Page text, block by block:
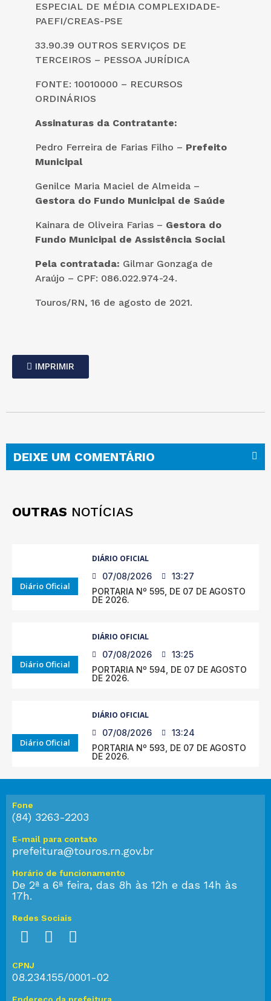
ESPECIAL DE MÉDIA COMPLEXIDADE-
PAEFI/CREAS-PSE
33.90.39 OUTROS SERVIÇOS DE
TERCEIROS – PESSOA JURÍDICA
FONTE: 10010000 – RECURSOS
ORDINÁRIOS
Assinaturas da Contratante:
Pedro Ferreira de Farias Filho – Prefeito
Municipal
Genilce Maria Maciel de Almeida –
Gestora do Fundo Municipal de Saúde
Kainara de Oliveira Farias – Gestora do
Fundo Municipal de Assistência Social
Pela contratada: Gilmar Gonzaga de
Araújo – CPF: 086.022.974-24.
Touros/RN, 16 de agosto de 2021.
IMPRIMIR
DEIXE UM COMENTÁRIO
OUTRAS NOTÍCIAS
Diário Oficial
DIÁRIO OFICIAL
07/08/2026
13:27
PORTARIA Nº 595, DE 07 DE AGOSTO
DE 2026.
Diário Oficial
DIÁRIO OFICIAL
07/08/2026
13:25
PORTARIA Nº 594, DE 07 DE AGOSTO
DE 2026.
Diário Oficial
DIÁRIO OFICIAL
07/08/2026
13:24
PORTARIA Nº 593, DE 07 DE AGOSTO
DE 2026.
Fone
(84) 3263-2203
E-mail para contato
prefeitura@touros.rn.gov.br
Horário de funcionamento
De 2ª a 6ª feira, das 8h às 12h e das 14h às
17h.
Redes Sociais
CPNJ
08.234.155/0001-02